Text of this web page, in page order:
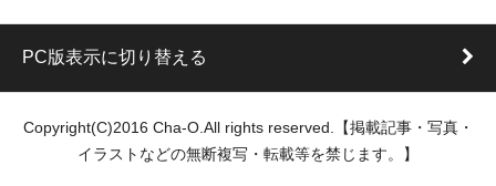
PC版表示に切り替える
Copyright(C)2016 Cha-O.All rights reserved.【掲載記事・写真・
イラストなどの無断複写・転載等を禁じます。】